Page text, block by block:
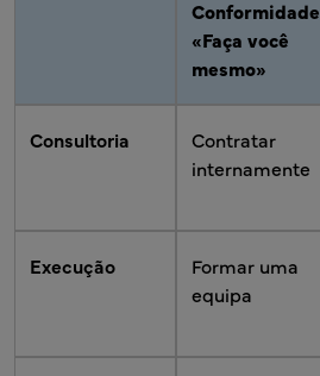
Conformidade
«Faça você
mesmo»
Consultoria
Contratar
internamente
Execução
Formar uma
equipa